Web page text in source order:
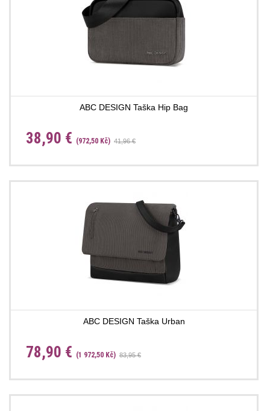
ABC DESIGN Taška Hip Bag
38,90 € (972,50 Kč) 41,96 €
ABC DESIGN Taška Urban
78,90 € (1 972,50 Kč) 83,95 €